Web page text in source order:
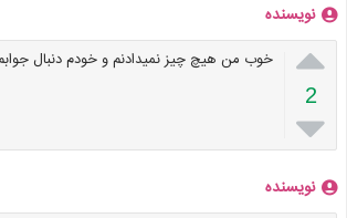
نویسنده

2

خوب من هیچ چیز نمیدادنم و خودم دنبال
نویسنده